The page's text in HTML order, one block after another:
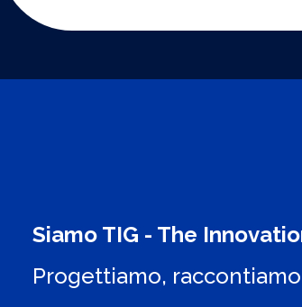
Siamo TIG - The
Progettiamo,